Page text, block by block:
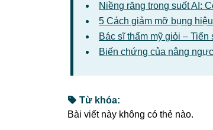
Niềng răng trong suốt AI:
5 Cách giảm mỡ bụng
Bác sĩ thẩm mỹ giỏi –
Biến chứng của nâng
Từ khóa:
Bài viết này không có thẻ nào.